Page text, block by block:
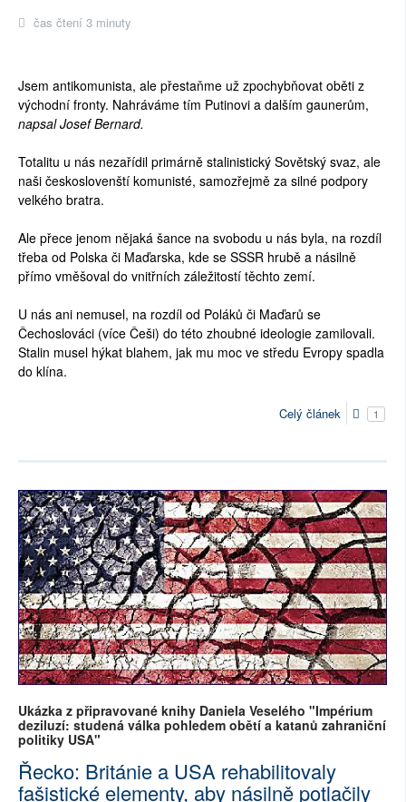
čas čtení 3 minuty
Jsem antikomunista, ale přestaňme už zpochybňovat oběti z
východní fronty. Nahráváme tím Putinovi a dalším gaunerům,
napsal Josef Bernard.
Totalitu u nás nezařídil primárně stalinistický Sovětský svaz, ale
naši českoslovenští komunisté, samozřejmě za silné podpory
velkého bratra.
Ale přece jenom nějaká šance na svobodu u nás byla, na rozdíl
třeba od Polska či Maďarska, kde se SSSR hrubě a násilně
přímo vměšoval do vnitřních záležitostí těchto zemí.
U nás ani nemusel, na rozdíl od Poláků či Maďarů se
Čechoslováci (více Češi) do této zhoubné ideologie zamilovali.
Stalin musel hýkat blahem, jak mu moc ve středu Evropy spadla
do klína.
Celý článek 1
Ukázka z připravované knihy Daniela Veselého "Impérium
deziluzí: studená válka pohledem obětí a katanů zahraniční
politiky USA"
Řecko: Británie a USA rehabilitovaly
fašistické elementy, aby násilně potlačily